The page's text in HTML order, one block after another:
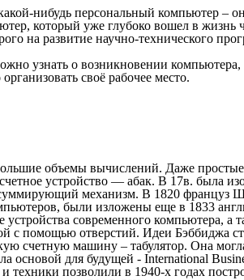
нибудь персональный компьютер –
который уже глубоко вошел в
на развитие научно-технического
узнать о возникновении
своё рабочее место.
объемы вычислений. Даже
устройство — абак. В 17в. была
механизм. В 1820 француз
были изложены еще в 1833
современного компьютера,
помощью отверстий. Идеи Бэббиджа
счетную машину – табулятор. Она
основой для будущей - International
техники позволили в 1940-х годах